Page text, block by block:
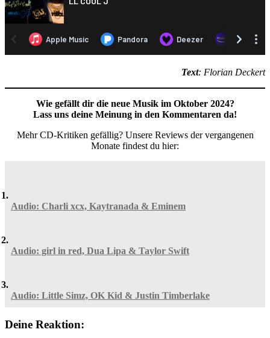
Text: Florian Deckert
Wie gefällt dir die neue Musik im Oktober 2024?
Lass uns deine Meinung in den Kommentaren da!
Mehr CD-Kritiken gefällig? Unsere Reviews der vergangenen
Monate findest du hier:
Audio: Charli xcx, Kaytranada & Eminem
Audio: girl in red, Dua Lipa & Taylor Swift
Audio: Little Simz, OK Kid & Justin Timberlake
Deine Reaktion: